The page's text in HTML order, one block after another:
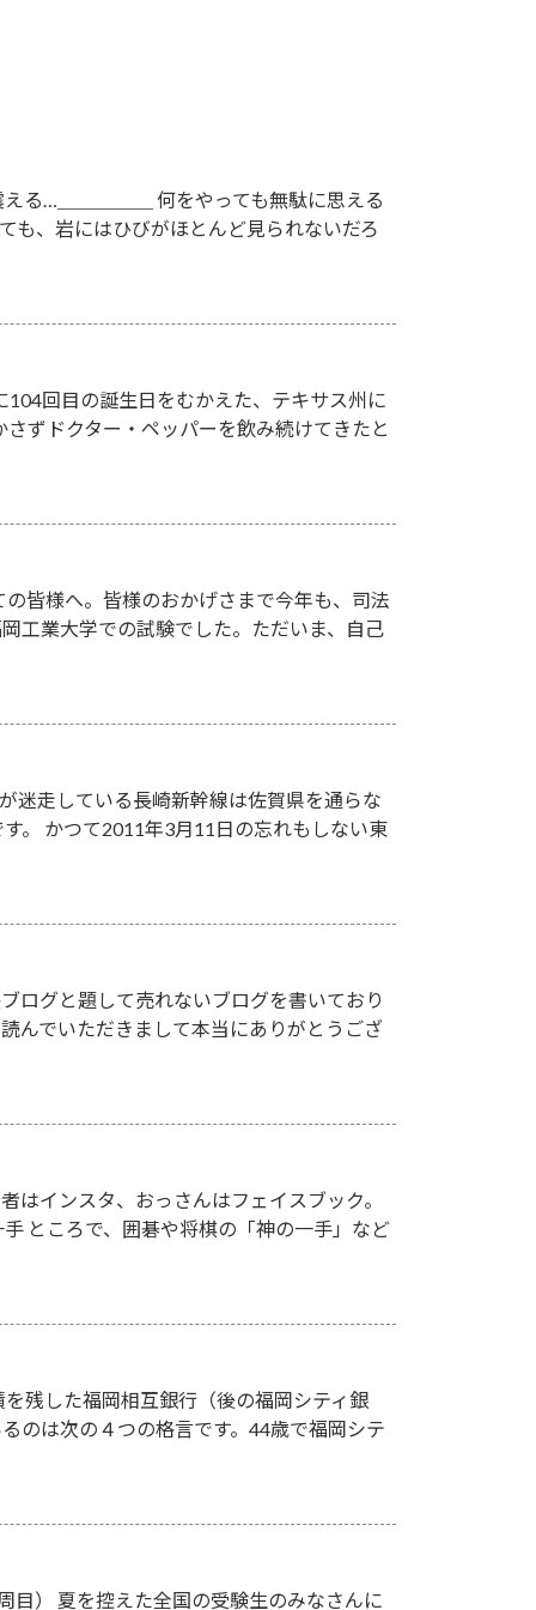
る…＿＿＿＿＿ 何をやっても無駄に思える
も、岩にはひびがほとんど見られないだろ
回目の誕生日をむかえた、テキサス州に
ずドクター・ペッパーを飲み続けてきたと
皆様へ。皆様のおかげさまで今年も、司法
工業大学での試験でした。ただいま、自己
迷走している長崎新幹線は佐賀県を通らな
。 かつて2011年3月11日の忘れもしない東
ログと題して売れないブログを書いており
んでいただきまして本当にありがとうござ
はインスタ、おっさんはフェイスブック。
ところで、囲碁や将棋の「神の一手」など
残した福岡相互銀行（後の福岡シティ銀
のは次の４つの格言です。44歳で福岡シテ
） 夏を控えた全国の受験生のみなさんに